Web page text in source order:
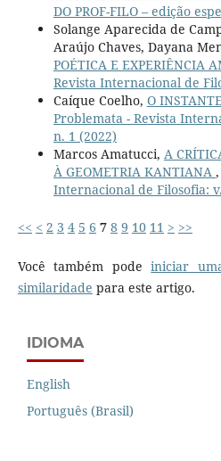
DO PROF-FILO – edição
Solange Aparecida de
Araújo Chaves, Dayana
POÉTICA E EXPERIÊNCIA
Revista Internacional de
Caíque Coelho, O
Problemata - Revista
n. 1 (2022)
Marcos Amatucci, A
À GEOMETRIA KANTIANA ,
Internacional de Filosofia:
<< < 2 3 4 5 6 7 8 9 10 11 > >>
Você também podeiniciar
similaridade para este artigo.
IDIOMA
English
Português (Brasil)